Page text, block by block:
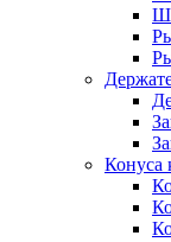
Конуса